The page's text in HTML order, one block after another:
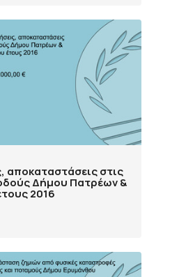
αποκαταστάσεις στις
Δήμου Πατρέων &
2016